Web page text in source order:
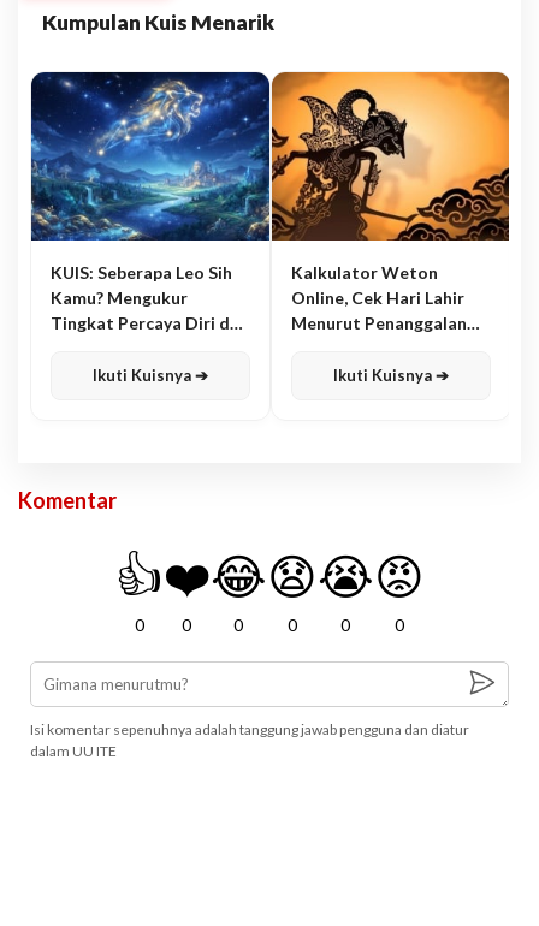
Kumpulan Kuis Menarik
KUIS: Seberapa Leo Sih
Kamu? Mengukur
Tingkat Percaya Diri dan
Ikuti Kuisnya ➔
Kalkulator Weton
Online, Cek Hari Lahir
Menurut Penanggalan
Ikuti Kuisnya ➔
Komentar
👍
0
❤️
0
😂
0
😧
0
😭
0
😡
0
Isi komentar sepenuhnya adalah tanggung jawab pengguna dan diatur
dalam UU ITE